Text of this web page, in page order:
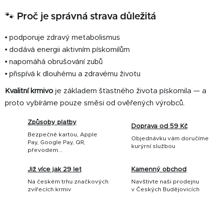
🐾 Proč je správná strava důležitá
• podporuje zdravý metabolismus
• dodává energii aktivním pískomilům
• napomáhá obrušování zubů
• přispívá k dlouhému a zdravému životu
Kvalitní krmivo je základem šťastného života pískomila — a
proto vybíráme pouze směsi od ověřených výrobců.
Způsoby platby
Bezpečné kartou, Apple
Pay, Google Pay, QR,
převodem...
Doprava od 59 Kč
Objednávku vám doručíme
kurýrní službou
Již více jak 29 let
Na českém trhu značkových
zvířecích krmiv
Kamenný obchod
Navštivte naši prodejnu
v Českých Budějovicích